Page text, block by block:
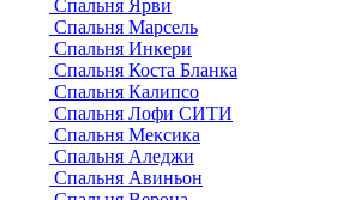
Спальня Ярви
Спальня Марсель
Спальня Инкери
Спальня Коста Бланка
Спальня Калипсо
Спальня Лофи СИТИ
Спальня Мексика
Спальня Аледжи
Спальня Авиньон